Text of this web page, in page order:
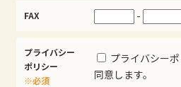
FAX -
プライバシー
ポリシー
※必須
プライバシー
同意します。